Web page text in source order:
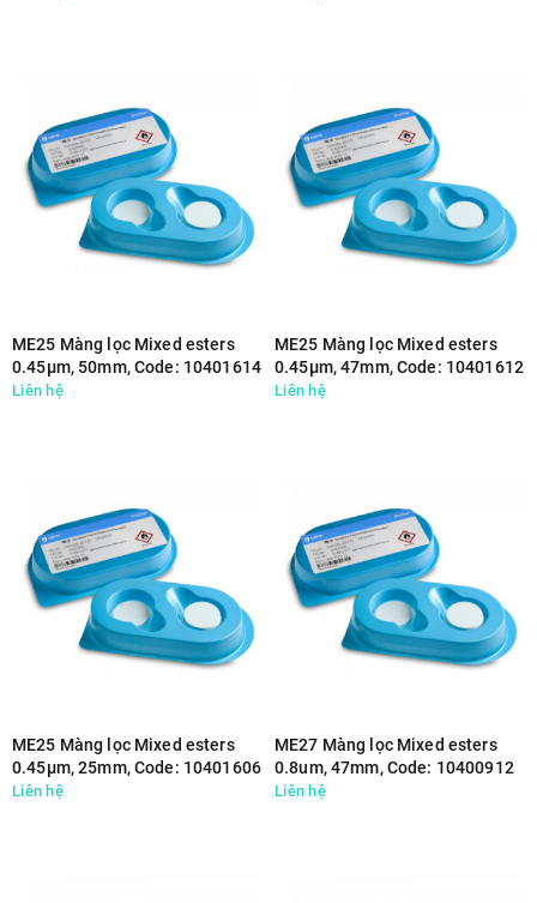
ME25 Màng lọc Mixed esters
0.45µm, 50mm, Code: 10401614
Liên hệ
ME25 Màng lọc Mixed esters
0.45µm, 47mm, Code: 10401612
Liên hệ
ME25 Màng lọc Mixed esters
0.45µm, 25mm, Code: 10401606
Liên hệ
ME27 Màng lọc Mixed esters
0.8um, 47mm, Code: 10400912
Liên hệ